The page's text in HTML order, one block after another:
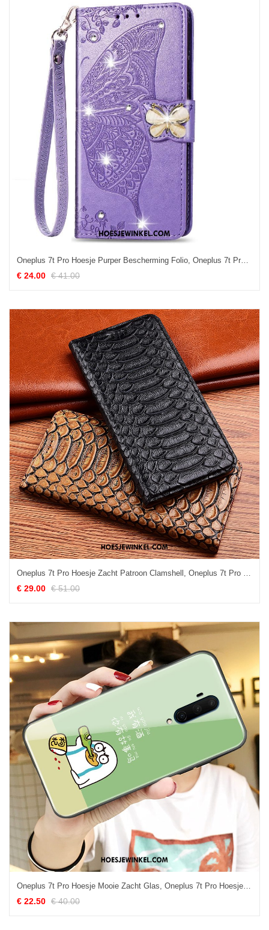
Oneplus 7t Pro Hoesje Purper Bescherming Folio, Oneplus 7t Pro Hoesje Mobiele Telefoon Hoes
€ 24.00 € 41.00
Oneplus 7t Pro Hoesje Zacht Patroon Clamshell, Oneplus 7t Pro Hoesje Leren Etui Hoes
€ 29.00 € 51.00
Oneplus 7t Pro Hoesje Mooie Zacht Glas, Oneplus 7t Pro Hoesje Persoonlijk Groen
€ 22.50 € 40.00